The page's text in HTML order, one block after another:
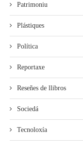
Patrimoniu
Plástiques
Política
Reportaxe
Reseñes de llibros
Sociedá
Tecnoloxía